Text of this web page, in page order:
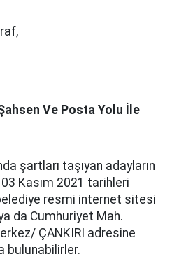
Ve Posta Yolu İle
şartları taşıyan adayların
Kasım 2021 tarihleri
resmi internet sitesi
da Cumhuriyet Mah.
ÇANKIRI adresine
bulunabilirler.